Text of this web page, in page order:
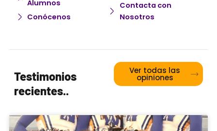
Alumnos
Conócenos
Contacta con
Nosotros
Testimonios
recientes..
Ver todas las
opiniones